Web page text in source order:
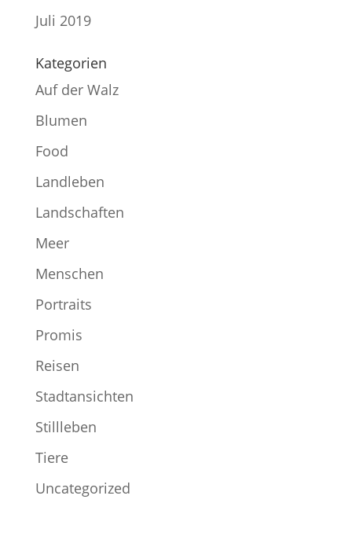
Juli 2019
Kategorien
Auf der Walz
Blumen
Food
Landleben
Landschaften
Meer
Menschen
Portraits
Promis
Reisen
Stadtansichten
Stillleben
Tiere
Uncategorized